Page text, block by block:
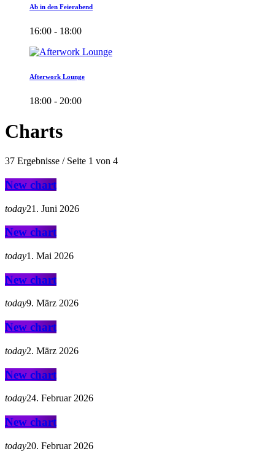
Ab in den Feierabend
16:00 - 18:00
Afterwork Lounge
18:00 - 20:00
Charts
37 Ergebnisse / Seite 1 von 4
New chart
today21. Juni 2026
New chart
today1. Mai 2026
New chart
today9. März 2026
New chart
today2. März 2026
New chart
today24. Februar 2026
New chart
today20. Februar 2026